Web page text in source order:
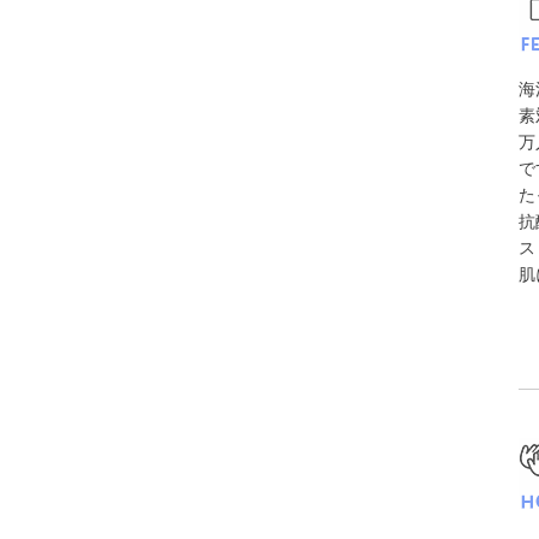
海
素
万
抗